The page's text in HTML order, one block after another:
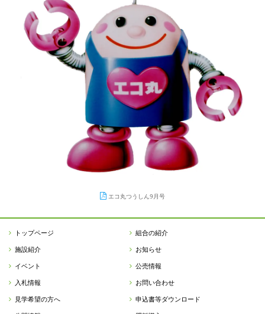
エコ丸つうしん9月号
トップページ
組合の紹介
施設紹介
お知らせ
イベント
公売情報
入札情報
お問い合わせ
見学希望の方へ
申込書等ダウンロード